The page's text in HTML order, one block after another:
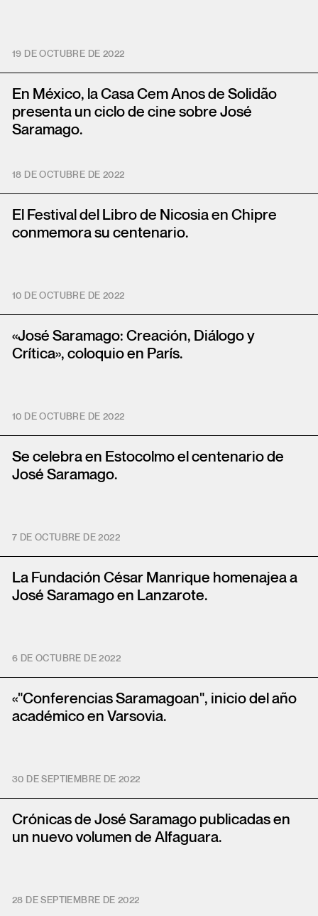
19 DE OCTUBRE DE 2022
En México, la Casa Cem Anos de Solidão
presenta un ciclo de cine sobre José
Saramago.
18 DE OCTUBRE DE 2022
El Festival del Libro de Nicosia en Chipre
conmemora su centenario.
10 DE OCTUBRE DE 2022
«José Saramago: Creación, Diálogo y
Crítica», coloquio en París.
10 DE OCTUBRE DE 2022
Se celebra en Estocolmo el centenario de
José Saramago.
7 DE OCTUBRE DE 2022
La Fundación César Manrique homenajea a
José Saramago en Lanzarote.
6 DE OCTUBRE DE 2022
«"Conferencias Saramagoan", inicio del año
académico en Varsovia.
30 DE SEPTIEMBRE DE 2022
Crónicas de José Saramago publicadas en
un nuevo volumen de Alfaguara.
28 DE SEPTIEMBRE DE 2022